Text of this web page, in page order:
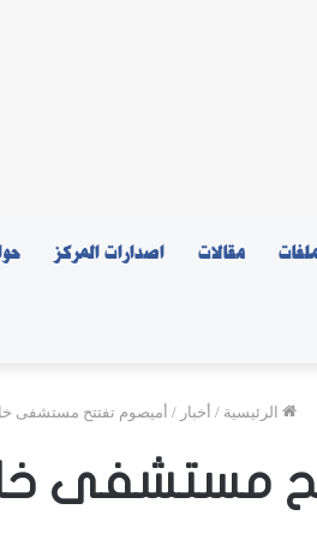
مقالات اصدارات المركز
الرئيسية / أخبار / أميصوم تفتتح مستشفى
مستشفى